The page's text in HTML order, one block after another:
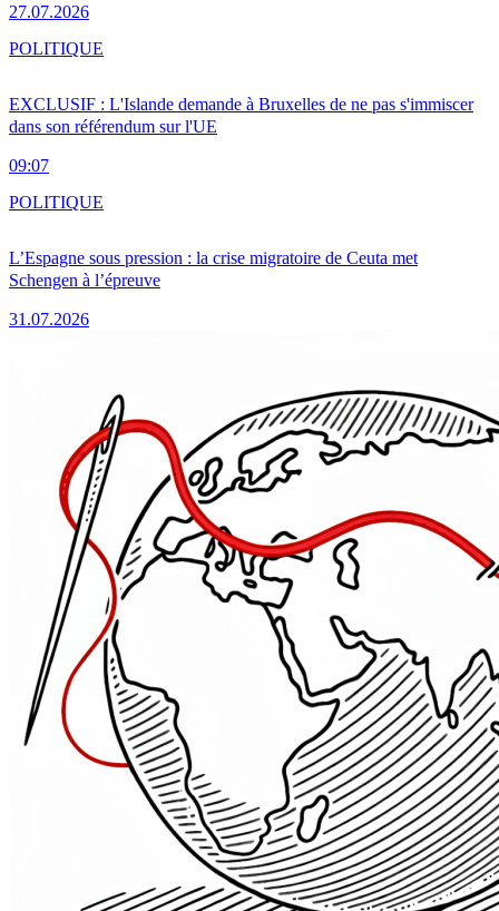
27.07.2026
EXCLUSIF : L'Islande demande à Bruxelles de ne pas s'immiscer
dans son référendum sur l'UE
09:07
POLITIQUE
L’Espagne sous pression : la crise migratoire de Ceuta met
Schengen à l’épreuve
31.07.2026
POLITIQUE